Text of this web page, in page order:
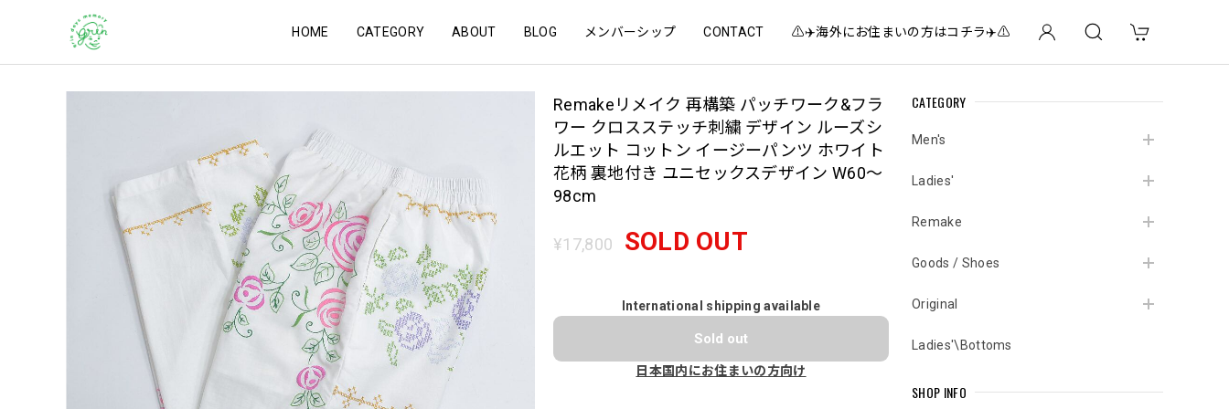
HOME CATEGORY ABOUT BLOG メンバーシップ CONTACT ⚠️✈️海外にお住まいの方はコチラ✈️⚠️
CATEGORY
Men's
Ladies'
Remake
Goods / Shoes
Original
Ladies'\Bottoms
SHOP INFO
Remakeリメイク 再構築 パッチワーク&フラ
ワー クロスステッチ刺繍 デザイン ルーズシ
ルエット コットン イージーパンツ ホワイト
花柄 裏地付き ユニセックスデザイン W60～
98cm
¥17,800 SOLD OUT
International shipping available
Sold out
日本国内にお住まいの方向け